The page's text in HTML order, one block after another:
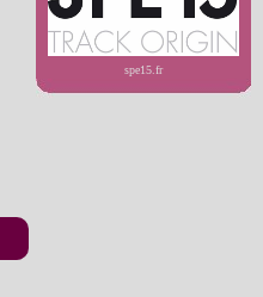
spe15.fr